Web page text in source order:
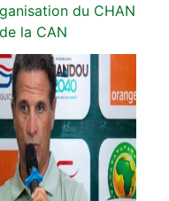
du CHAN
la CAN